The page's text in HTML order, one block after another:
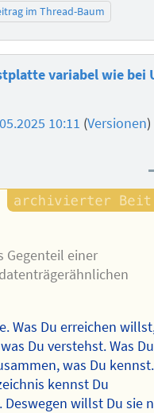
im Thread-Baum
variabel wie bei
10:11 (Versionen)
Gegenteil einer
Was Du erreichen
Du verstehst. Was Du
was Du
kennst Du
willst Du sie